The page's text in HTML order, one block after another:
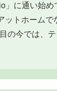
」に通い始め
ットホームで
の今では、